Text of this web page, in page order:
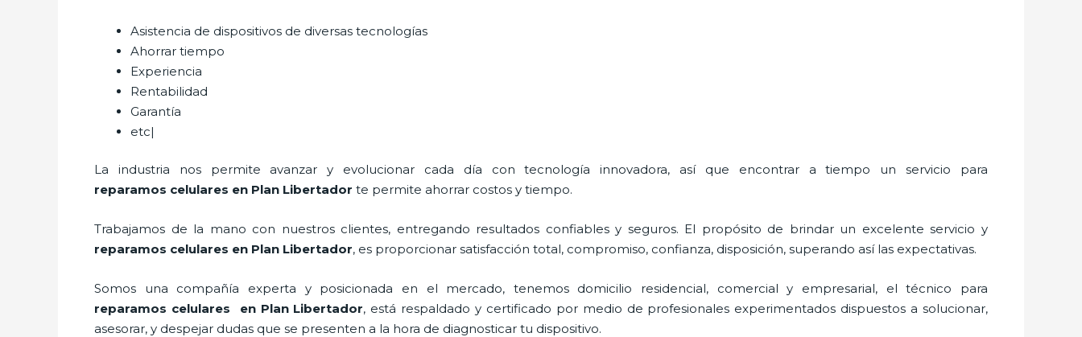
Asistencia de dispositivos de diversas tecnologías
Ahorrar tiempo
Experiencia
Rentabilidad
Garantía
etc|
La industria nos permite avanzar y evolucionar cada día con tecnología innovadora, así que encontrar a tiempo un servicio para
reparamos celulares en Plan Libertador te permite ahorrar costos y tiempo.
Trabajamos de la mano con nuestros clientes, entregando resultados confiables y seguros. El propósito de brindar un excelente servicio y
reparamos celulares en Plan Libertador, es proporcionar satisfacción total, compromiso, confianza, disposición, superando así las expectativas.
Somos una compañía experta y posicionada en el mercado, tenemos domicilio residencial, comercial y empresarial, el técnico para
reparamos celulares en Plan Libertador, está respaldado y certificado por medio de profesionales experimentados dispuestos a solucionar,
asesorar, y despejar dudas que se presenten a la hora de diagnosticar tu dispositivo.